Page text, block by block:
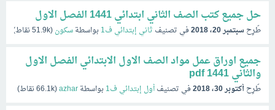
حل جميع كتب الصف الثاني ابتدائي 1441 الفصل الاول
طُرِح سبتمبر 20، 2018 في تصنيف ثاني إبتدائي ف1 بواسطةسكون(
51.9kنقاط)
جميع اوراق عمل مواد الصف الاول الابتدائي الفصل الاول
والثاني 1441 pdf
طُرِحأكتوبر 30، 2018 في تصنيفأول إبتدائي ف1 بواسطةazhar
(
66.1kنقاط)